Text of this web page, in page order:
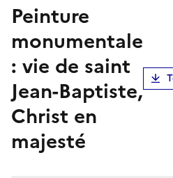
peinture
monumentale
: vie de saint
Jean-Baptiste,
Christ en
majesté